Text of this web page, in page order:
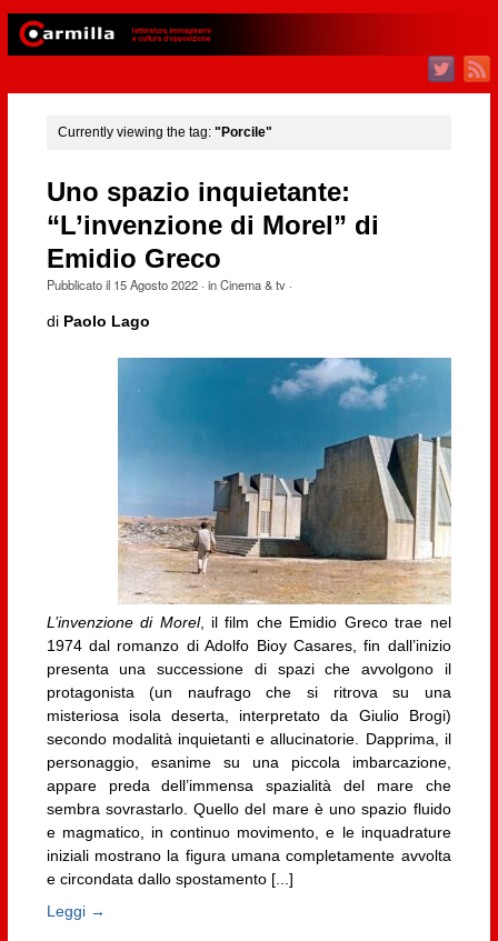
Currently viewing the tag: "Porcile"
Uno spazio inquietante:
“L’invenzione di Morel” di
Emidio Greco
Pubblicato il 15 Agosto 2022· inCinema & tv·
di Paolo Lago
L’invenzione di Morel, il film che Emidio Greco trae nel
1974 dal romanzo di Adolfo Bioy Casares, fin dall’inizio
presenta una successione di spazi che avvolgono il
protagonista (un naufrago che si ritrova su una
misteriosa isola deserta, interpretato da Giulio Brogi)
secondo modalità inquietanti e allucinatorie. Dapprima, il
personaggio, esanime su una piccola imbarcazione,
appare preda dell’immensa spazialità del mare che
sembra sovrastarlo. Quello del mare è uno spazio fluido
e magmatico, in continuo movimento, e le inquadrature
iniziali mostrano la figura umana completamente avvolta
e circondata dallo spostamento [...]
Leggi →